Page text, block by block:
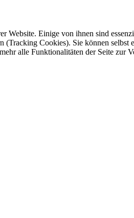
Website. Einige von ihnen sind
(Tracking Cookies). Sie können selbst
alle Funktionalitäten der Seite zur